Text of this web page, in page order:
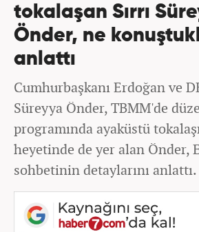
tokalaşan Sırrı
Önder, ne
anlattı
Cumhurbaşkanı Erdoğan ve
Süreyya Önder, TBMM'de
programında ayaküstü
heyetinde de yer alan Önder,
sohbetinin detaylarını anlattı.